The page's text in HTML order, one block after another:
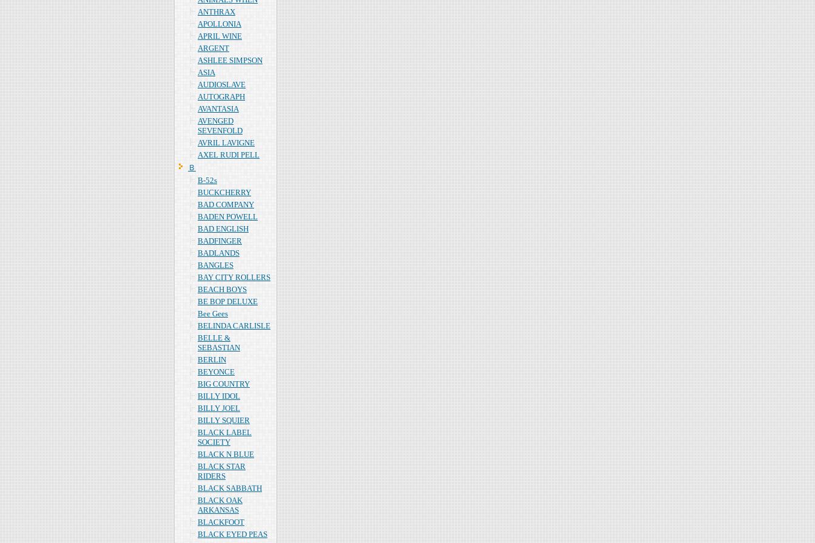
ANTHRAX
APOLLONIA
APRIL WINE
ARGENT
ASHLEE SIMPSON
ASIA
AUDIOSLAVE
AUTOGRAPH
AVANTASIA
AVENGED
SEVENFOLD
AVRIL LAVIGNE
AXEL RUDI PELL
Ｂ
B-52s
BUCKCHERRY
BAD COMPANY
BADEN POWELL
BAD ENGLISH
BADFINGER
BADLANDS
BANGLES
BAY CITY ROLLERS
BEACH BOYS
BE BOP DELUXE
Bee Gees
BELINDA CARLISLE
BELLE &
SEBASTIAN
BERLIN
BEYONCE
BIG COUNTRY
BILLY IDOL
BILLY JOEL
BILLY SQUIER
BLACK LABEL
SOCIETY
BLACK N BLUE
BLACK STAR
RIDERS
BLACK SABBATH
BLACK OAK
ARKANSAS
BLACKFOOT
BLACK EYED PEAS